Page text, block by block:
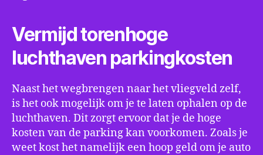
Vermijd torenhoge
luchthaven parkingkosten
Naast het wegbrengen naar het vliegveld zelf,
is het ook mogelijk om je te laten ophalen op de
luchthaven. Dit zorgt ervoor dat je de hoge
kosten van de parking kan voorkomen. Zoals je
weet kost het namelijk een hoop geld om je auto